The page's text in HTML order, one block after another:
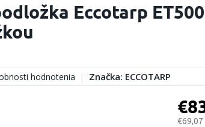
Eccotarp
hodnotenia Značka: ECCOTARP
€69,07